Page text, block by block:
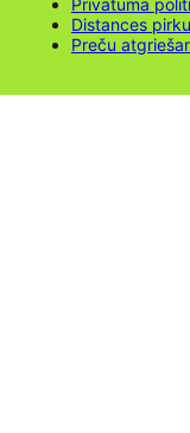
Privātuma
Distances
Preču